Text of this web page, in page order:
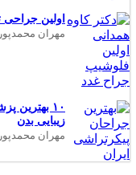
اولین جراحی
مهران
۱۰ بهترین
زیبایی بدن
مهران